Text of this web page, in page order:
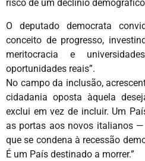
risco de um declínio
O deputado democrata
conceito de progresso,
meritocracia e
oportunidades reais”.
No campo da inclusão,
cidadania oposta àquela
exclui em vez de incluir. Um
as portas aos novos italianos
que se condena à recessão
É um País destinado a morrer.”